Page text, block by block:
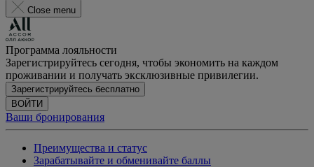
Close menu
Программа лояльности
Зарегистрируйтесь сегодня, чтобы экономить на каждом
проживании и получать эксклюзивные привилегии.
Зарегистрируйтесь бесплатно
ВОЙТИ
Ваши бронирования
Преимущества и статус
Зарабатывайте и обменивайте баллы